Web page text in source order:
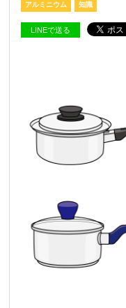
アルミニウム 知識
LINEで送る